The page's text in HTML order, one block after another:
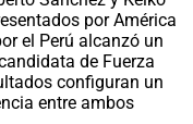
por América
el Perú alcanzó un
de Fuerza
configuran un
entre ambos